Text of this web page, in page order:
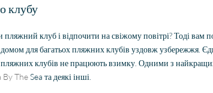
клубу
пляжний клуб і відпочити на свіжому повітрі? Тоді вам
домом для багатьох пляжних клубів уздовж узбережжя.
пляжних клубів не працюють взимку. Одними з
By TheSea та деякі інші.
samenwerking.
echt de tijd
om mijn wensen
te brengen. Dankzij
heb ik
gevonden.
28 April
2026
en makelaar Stijn vd
van IIS, zij zijn zeer
gedreven en eerlijke
adviseurs, wij
Rene
28 April
2026